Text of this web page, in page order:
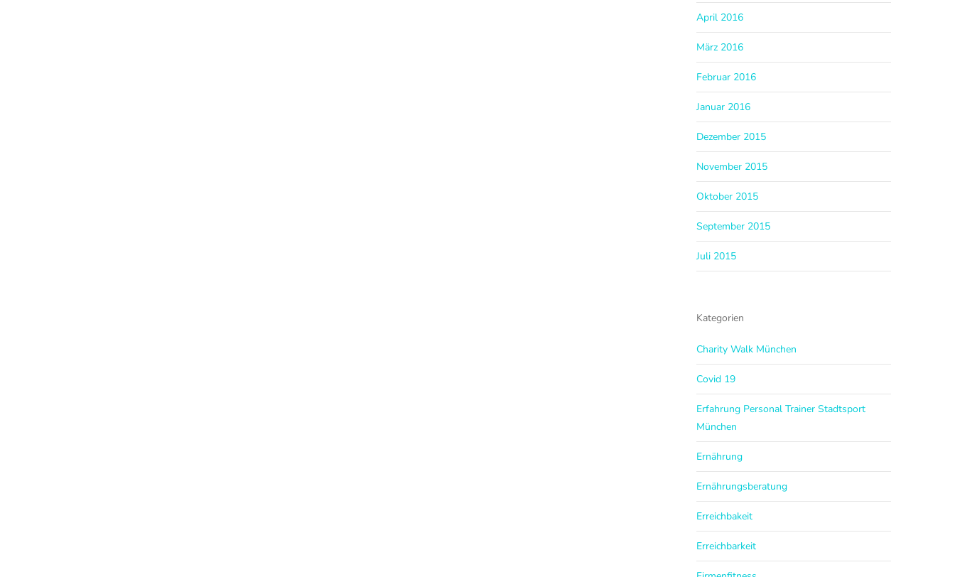
April 2016
März 2016
Februar 2016
Januar 2016
Dezember 2015
November 2015
Oktober 2015
September 2015
Juli 2015
Kategorien
Charity Walk München
Covid 19
Erfahrung Personal Trainer Stadtsport
München
Ernährung
Ernährungsberatung
Erreichbakeit
Erreichbarkeit